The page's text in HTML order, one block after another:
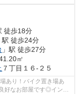
徒歩18分
駅 徒歩24分
」駅 徒歩27分
㎡
７丁目１６-２５
あり！バイク置き場あ
好なお部屋です◎インタ